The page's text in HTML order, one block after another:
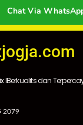
Chat Via
IBerkualits dan
2079